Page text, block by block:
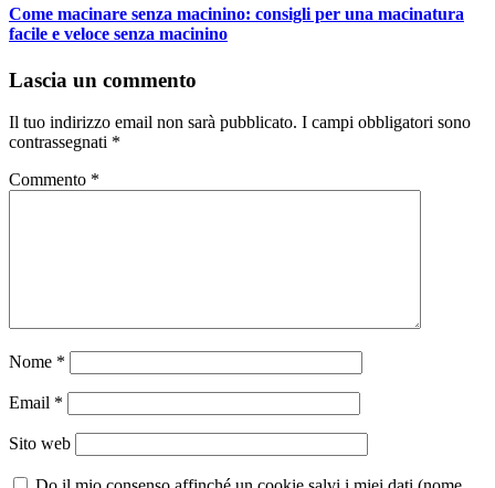
Come macinare senza macinino: consigli per una macinatura
facile e veloce senza macinino
Lascia un commento
Il tuo indirizzo email non sarà pubblicato. I campi obbligatori sono
contrassegnati *
Commento *
Nome *
Email *
Sito web